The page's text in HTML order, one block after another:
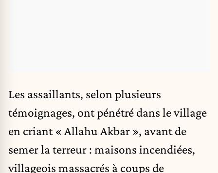
Les assaillants, selon plusieurs
témoignages, ont pénétré dans le village
en criant « Allahu Akbar », avant de
semer la terreur : maisons incendiées,
villageois massacrés à coups de